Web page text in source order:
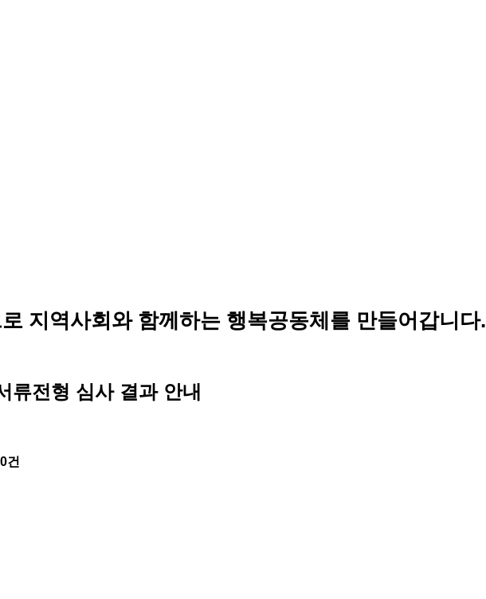
지역사회와 함께하는 행복공동체를 만들어갑니다.
류전형 심사 결과 안내
0건